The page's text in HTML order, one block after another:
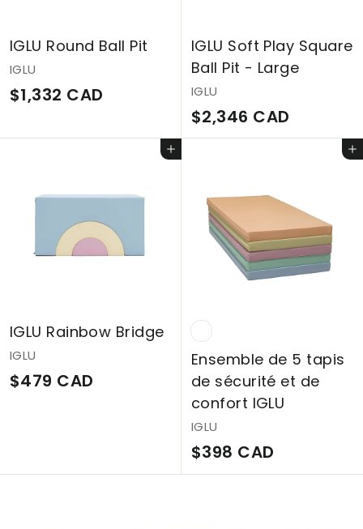
IGLU Round Ball Pit
IGLU
$1,332 CAD
,
3
C
A
IGLU Soft Play Square
Ball Pit - Large
IGLU
$2,346 CAD
2
4
6
C
Ajouter au panier
IGLU Rainbow Bridge
IGLU
$479 CAD
C
Ajouter au panier
Ensemble de 5 tapis
de sécurité et de
confort IGLU
IGLU
$398 CAD
3